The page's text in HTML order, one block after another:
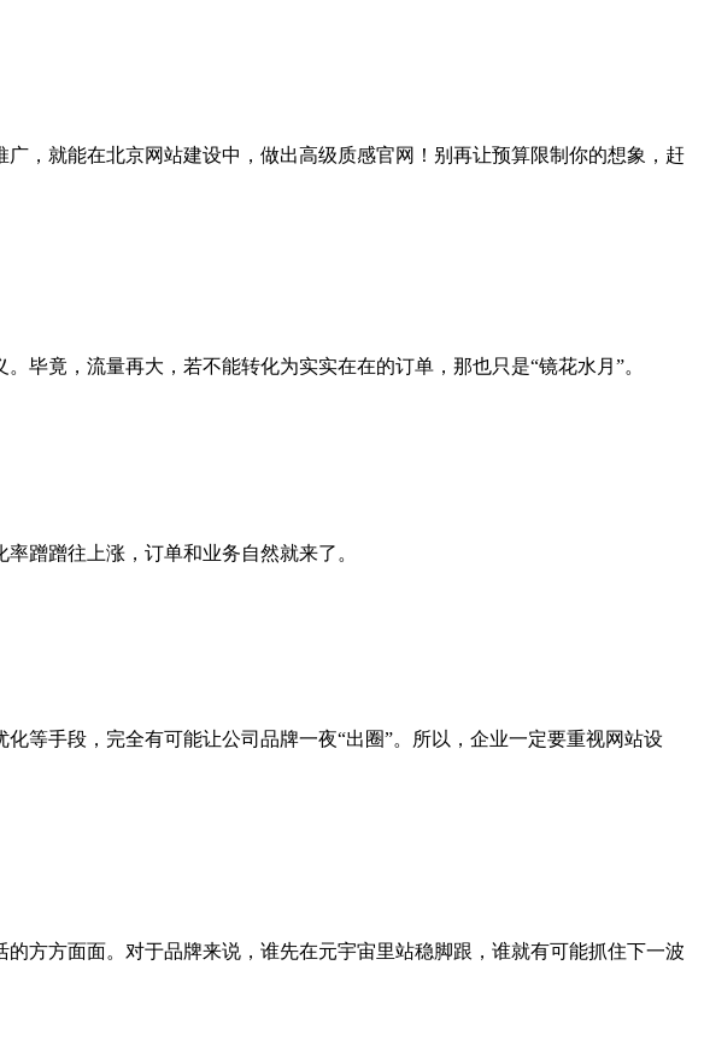
，就能在北京网站建设中，做出高级质感官网！别再让预算限制你的想象，赶
毕竟，流量再大，若不能转化为实实在在的订单，那也只是“镜花水月”。
蹭蹭往上涨，订单和业务自然就来了。
等手段，完全有可能让公司品牌一夜“出圈”。所以，企业一定要重视网站设
方方面面。对于品牌来说，谁先在元宇宙里站稳脚跟，谁就有可能抓住下一波